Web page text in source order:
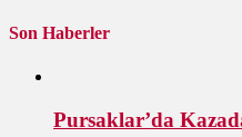
Son Haberler
Pursaklar’da